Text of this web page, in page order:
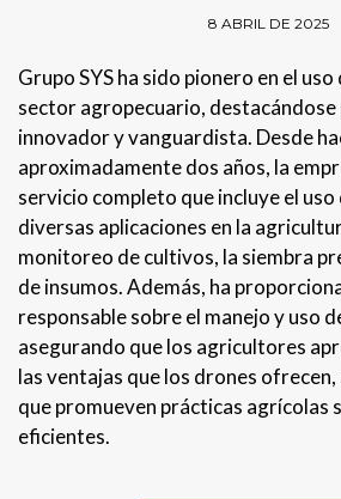
8 ABRIL DE 2025
Grupo SYS ha sido pionero en el uso
sector agropecuario,
innovador y vanguardista. Desde
aproximadamente dos años, la
servicio completo que incluye el
diversas aplicaciones en la
monitoreo de cultivos, la siembra
de insumos. Además, ha
responsable sobre el manejo y uso
asegurando que los agricultores
las ventajas que los drones
que promueven prácticas agrícolas
eficientes.